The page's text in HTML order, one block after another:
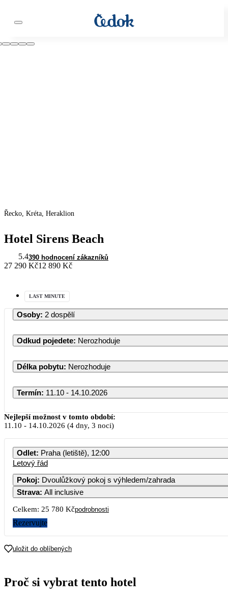
Řecko, Kréta, Heraklion
Hotel Sirens Beach
5.4390 hodnocení zákazníků
27 290 Kč12 890 Kč
LAST MINUTE
Osoby: 2 dospělí
Odkud pojedete: Nerozhoduje
Délka pobytu: Nerozhoduje
Termín: 11.10 - 14.10.2026
Nejlepší možnost v tomto období:
11.10 - 14.10.2026 (4 dny, 3 noci)
Odlet: Praha (letiště), 12:00
Letový řád
Pokoj: Dvoulůžkový pokoj s výhledem/zahrada
Strava: All inclusive
Celkem: 25 780 Kčpodrobnosti
Rezervujte
uložit do oblíbených
Proč si vybrat tento hotel